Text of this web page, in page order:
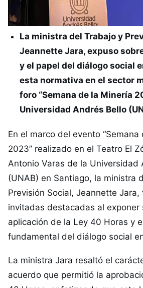
La ministra del Trabajo y
Jeannette Jara, expuso
y el papel del diálogo social
esta normativa en el sector
foro “Semana de la Minería
Universidad Andrés Bello
En el marco del evento “Semana
2023” realizado en el Teatro El
Antonio Varas de la Universidad
(UNAB) en Santiago, la ministra
Previsión Social, Jeannette Jara,
invitadas destacadas al exponer
aplicación de la Ley 40 Horas y
fundamental del diálogo social
La ministra Jara resaltó el
acuerdo que permitió la